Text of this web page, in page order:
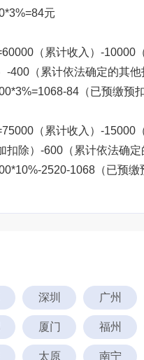
元
（累计收入）-10000
-400（累计依法确定的其
84（已预缴预
（累计收入）-15000
扣除）-600（累计依法确
2520-1068（已预缴
深圳 广州
厦门 福州
太原 南宁